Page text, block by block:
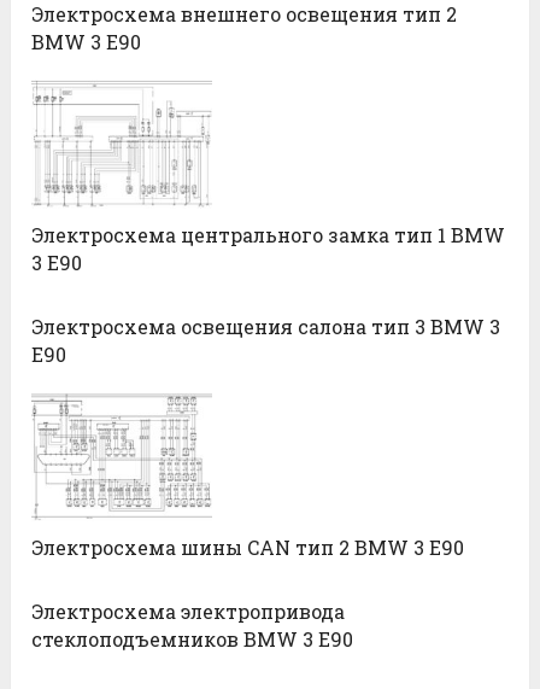
Электросхема внешнего освещения тип 2
BMW 3 E90
Электросхема центрального замка тип 1 BMW
3 E90
Электросхема освещения салона тип 3 BMW 3
E90
Электросхема шины CAN тип 2 BMW 3 E90
Электросхема электропривода
стеклоподъемников BMW 3 E90